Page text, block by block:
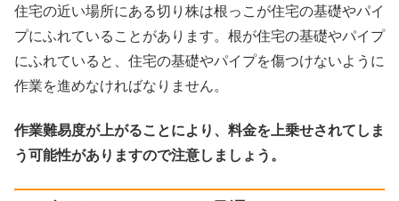
住宅の近い場所にある切り株は根っこが住宅の基礎やパイ
プにふれていることがあります。根が住宅の基礎やパイプ
にふれていると、住宅の基礎やパイプを傷つけないように
作業を進めなければなりません。
作業難易度が上がることにより、料金を上乗せされてしま
う可能性がありますので注意しましょう。